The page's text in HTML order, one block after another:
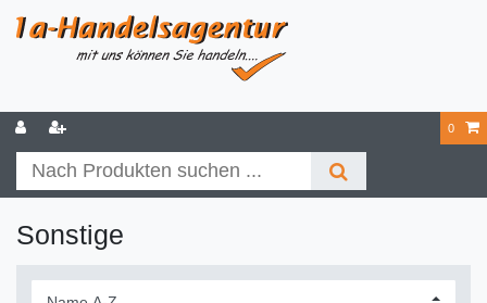
0
Sonstige